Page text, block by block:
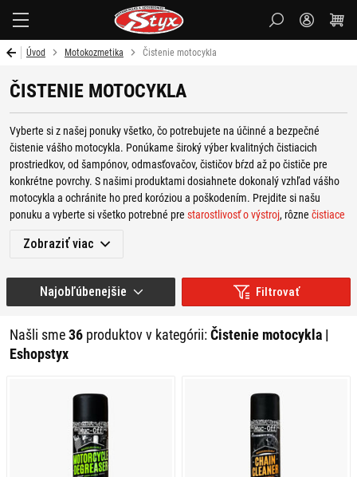
Úvod Motokozmetika Čistenie motocykla
ČISTENIE MOTOCYKLA
Vyberte si z našej ponuky všetko, čo potrebujete na účinné a bezpečné
čistenie vášho motocykla. Ponúkame široký výber kvalitných čistiacich
prostriedkov, od šampónov, odmasťovačov, čističov bŕzd až po čističe pre
konkrétne povrchy. S našimi produktami dosiahnete dokonalý vzhľad vášho
motocykla a ochránite ho pred koróziou a poškodením. Prejdite si našu
ponuku a vyberte sivšetko potrebné pre starostlivosť o výstroj, rôzne čistiace
alebostarostlivosť o prilbu
Zobraziť viac
Filtrovať
Našli sme36 produktov v kategórii:Čistenie motocykla |
Eshopstyx
Najobľúbenejšie